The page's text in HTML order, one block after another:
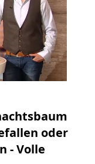
oder
- Volle